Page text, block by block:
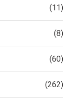
(11)
(8)
(60)
(262)